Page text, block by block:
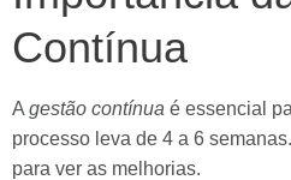
Contínua
A gestão contínua é essencial
processo leva de 4 a 6
para ver as melhorias.